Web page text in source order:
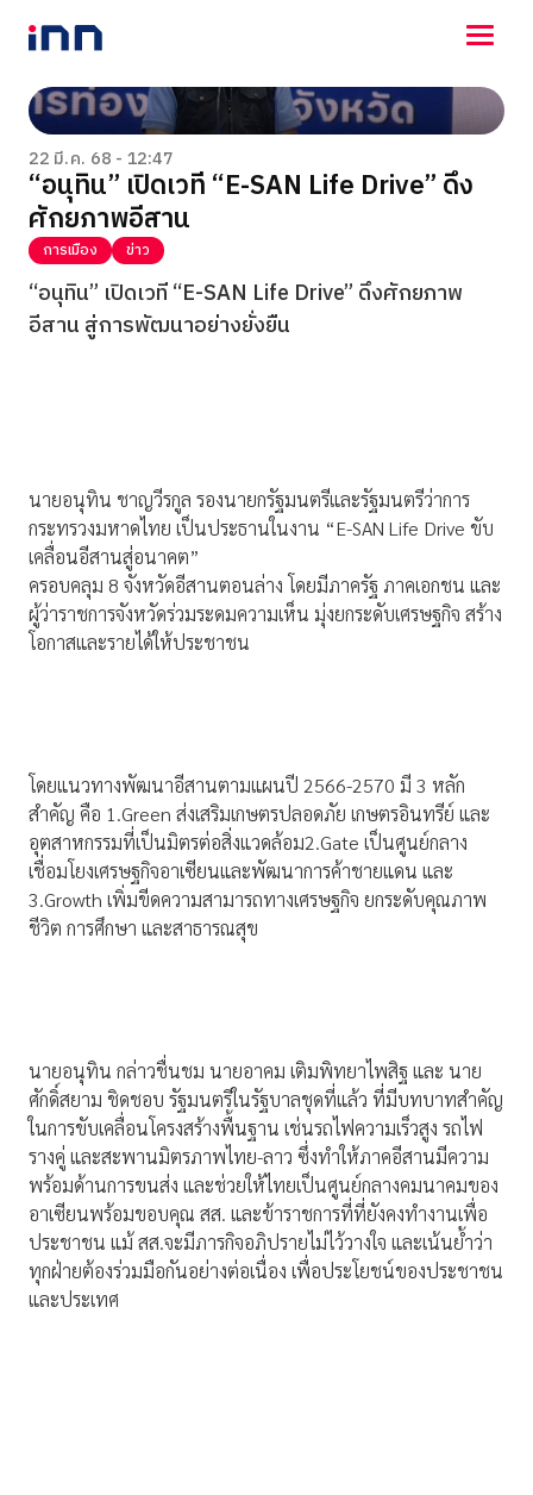
NEWS
ENTERTAINMENT
LIFESTYLE
HOROSCOPE
LOTTERY
VIDEO
ร่วมด้วยช่วยกัน
22 มี.ค. 68 - 12:47
“อนุทิน” เปิดเวที “E-SAN Life Drive” ดึง
ศักยภาพอีสาน
การเมือง ข่าว
“อนุทิน” เปิดเวที “E-SAN Life Drive” ดึงศักยภาพ
อีสาน สู่การพัฒนาอย่างยั่งยืน
นายอนุทิน ชาญวีรกูล รองนายกรัฐมนตรีและรัฐมนตรีว่าการ
กระทรวงมหาดไทย เป็นประธานในงาน “E-SAN Life Drive ขับ
เคลื่อนอีสานสู่อนาคต”
ครอบคลุม 8 จังหวัดอีสานตอนล่าง โดยมีภาครัฐ ภาคเอกชน และ
ผู้ว่าราชการจังหวัดร่วมระดมความเห็น มุ่งยกระดับเศรษฐกิจ สร้าง
โอกาสและรายได้ให้ประชาชน
โดยแนวทางพัฒนาอีสานตามแผนปี 2566-2570 มี 3 หลัก
สำคัญ คือ 1.Green ส่งเสริมเกษตรปลอดภัย เกษตรอินทรีย์ และ
อุตสาหกรรมที่เป็นมิตรต่อสิ่งแวดล้อม2.Gate เป็นศูนย์กลาง
เชื่อมโยงเศรษฐกิจอาเซียนและพัฒนาการค้าชายแดน และ
3.Growth เพิ่มขีดความสามารถทางเศรษฐกิจ ยกระดับคุณภาพ
ชีวิต การศึกษา และสาธารณสุข
นายอนุทิน กล่าวชื่นชม นายอาคม เติมพิทยาไพสิฐ และ นาย
ศักดิ์สยาม ชิดชอบ รัฐมนตรีในรัฐบาลชุดที่แล้ว ที่มีบทบาทสำคัญ
ในการขับเคลื่อนโครงสร้างพื้นฐาน เช่นรถไฟความเร็วสูง รถไฟ
รางคู่ และสะพานมิตรภาพไทย-ลาว ซึ่งทำให้ภาคอีสานมีความ
พร้อมด้านการขนส่ง และช่วยให้ไทยเป็นศูนย์กลางคมนาคมของ
อาเซียนพร้อมขอบคุณ สส. และข้าราชการที่ที่ยังคงทำงานเพื่อ
ประชาชน แม้ สส.จะมีภารกิจอภิปรายไม่ไว้วางใจ และเน้นย้ำว่า
ทุกฝ่ายต้องร่วมมือกันอย่างต่อเนื่อง เพื่อประโยชน์ของประชาชน
และประเทศ